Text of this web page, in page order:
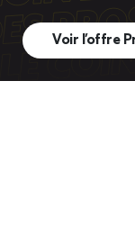
Voir l’offre